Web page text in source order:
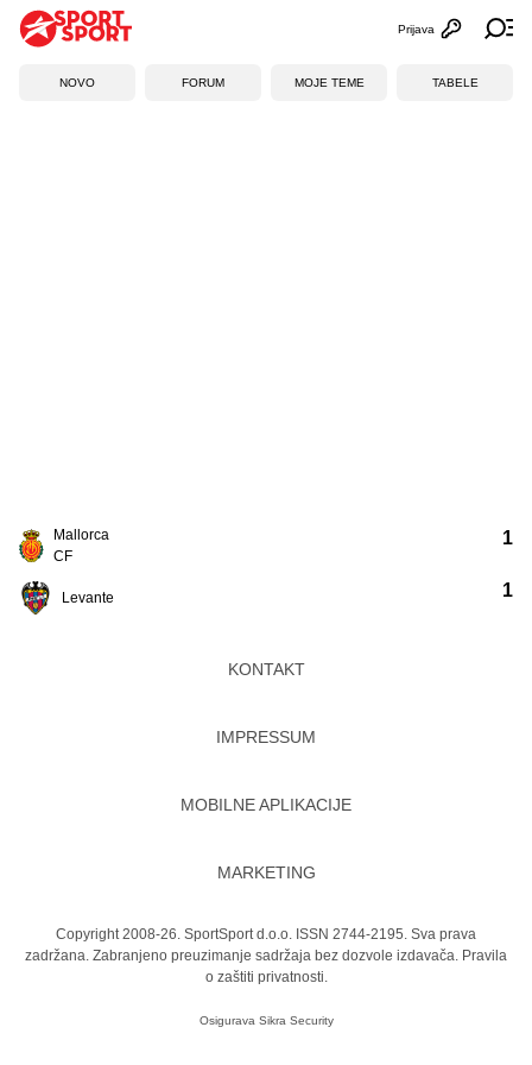
Otvori
Prijava
NOVO FORUM MOJE TEME TABELE
Mallorca
CF
Levante
1
1
KONTAKT
IMPRESSUM
MOBILNE APLIKACIJE
MARKETING
Copyright 2008-26. SportSport d.o.o. ISSN 2744-2195. Sva prava
zadržana. Zabranjeno preuzimanje sadržaja bez dozvole izdavača. Pravila
o zaštiti privatnosti.
Osigurava Sikra Security